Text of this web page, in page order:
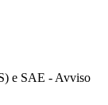
e SAE - Avviso